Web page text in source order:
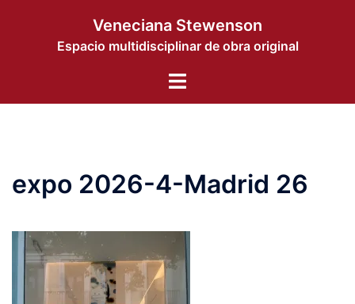
contenido
Veneciana Stewenson
Espacio multidisciplinar de obra original
Alternar
expo 2026-4-Madrid 26